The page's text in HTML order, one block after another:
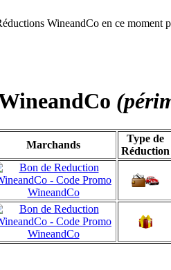
WineandCo en ce moment
Marchands
Type de
Réduction